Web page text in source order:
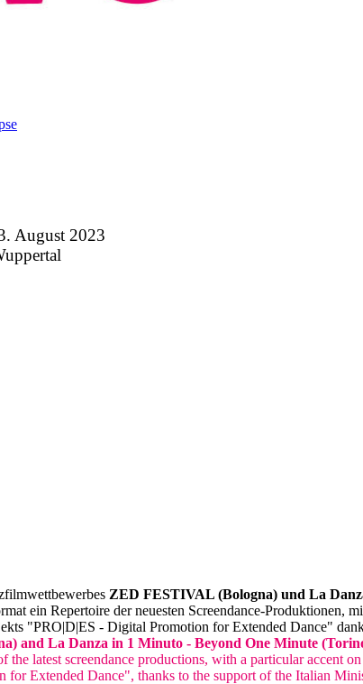
August 2023
ZED FESTIVAL (Bologna) und La
ein Repertoire der neuesten Screendance-Produktionen,
"PRO|D|ES - Digital Promotion for Extended Dance"
and La Danza in 1 Minuto - Beyond One Minute
latest screendance productions, with a particular accent
Extended Dance", thanks to the support of the Italian